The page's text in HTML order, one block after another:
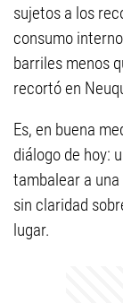
sujetos a los
consumo
barriles menos
recortó en
Es, en buena
diálogo de hoy:
tambalear a
sin claridad
lugar.